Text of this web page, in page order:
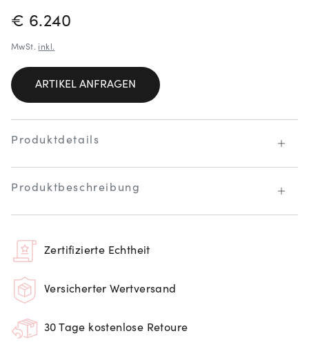
PREISINFORMATIONEN
€ 6.240
MwSt. inkl.
ARTIKEL ANFRAGEN
Produktdetails
Produktbeschreibung
Zertifizierte Echtheit
Versicherter Wertversand
30 Tage kostenlose Retoure